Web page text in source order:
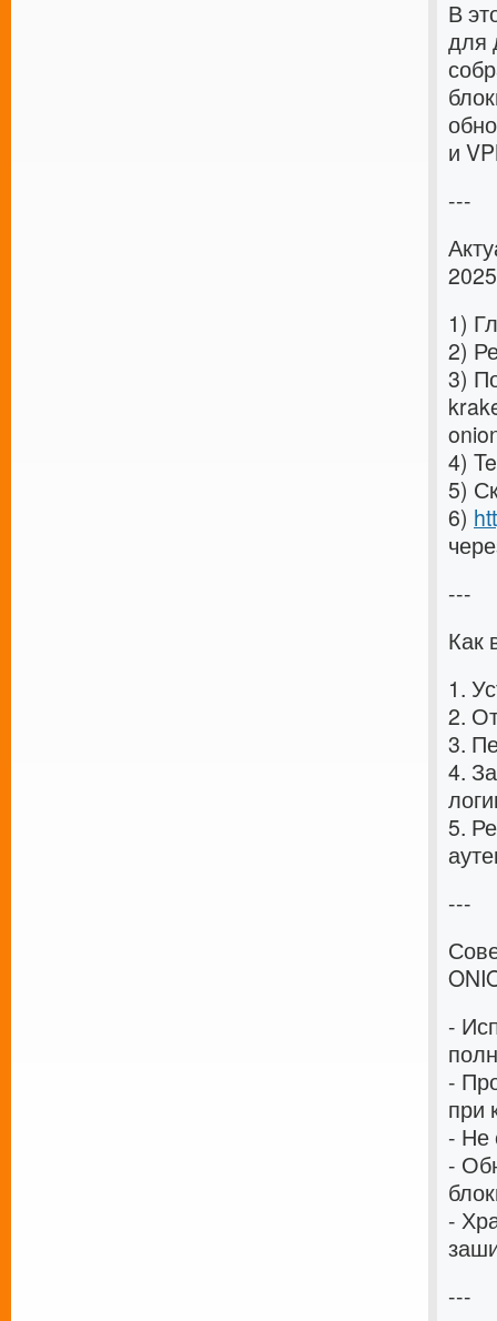
В
для
и
---
1)
2)
3)
4)
5)
6)
---
Как
1.
2.
3.
4.
5.
---
-
-
при
- Не
-
-
---